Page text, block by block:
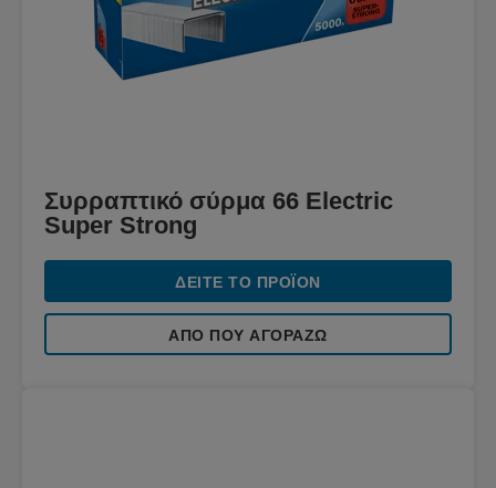
Συρραπτικό σύρμα 66 Electric
Super Strong
ΔΕΊΤΕ ΤΟ ΠΡΟΪΌΝ
ΑΠΌ ΠΟΥ ΑΓΟΡΆΖΩ